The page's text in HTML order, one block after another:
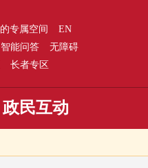
专属空间
EN
智能问答
无障碍
长者专区
政民互动